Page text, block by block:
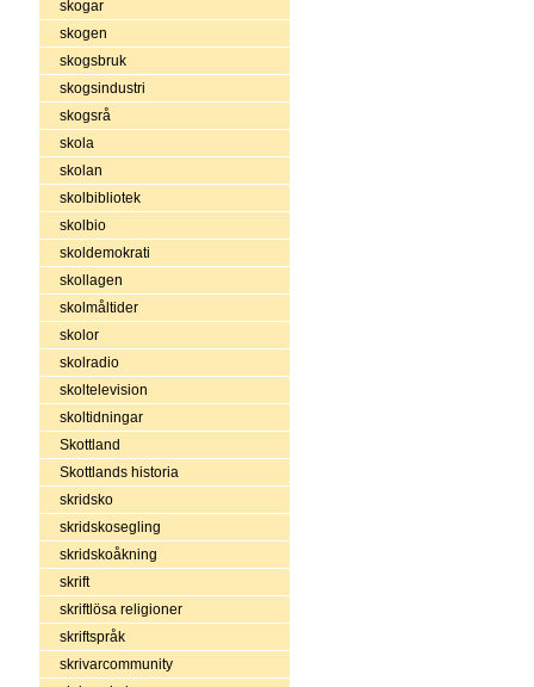
skogar
skogen
skogsbruk
skogsindustri
skogsrå
skola
skolan
skolbibliotek
skolbio
skoldemokrati
skollagen
skolmåltider
skolor
skolradio
skoltelevision
skoltidningar
Skottland
Skottlands historia
skridsko
skridskosegling
skridskoåkning
skrift
skriftlösa religioner
skriftspråk
skrivarcommunity